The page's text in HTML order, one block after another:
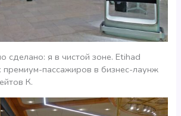
сделано: я в чистой зоне. Etihad
премиум-пассажиров в бизнес-лаунж
К.